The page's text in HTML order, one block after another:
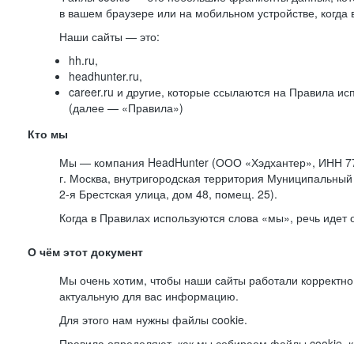
в вашем браузере или на мобильном устройстве,
Наши сайты — это:
hh.ru,
headhunter.ru,
career.ru и другие, которые ссылаются на Правила
(далее — «Правила»)
Кто мы
Мы — компания HeadHunter (ООО «Хэдхантер», ИНН
г. Москва, внутригородская территория Муниципальный
2-я Брестская улица, дом 48, помещ. 25).
Когда в Правилах используются слова «мы», речь
О чём этот документ
Мы очень хотим, чтобы наши сайты работали
актуальную для вас информацию.
Для этого нам нужны файлы cookie.